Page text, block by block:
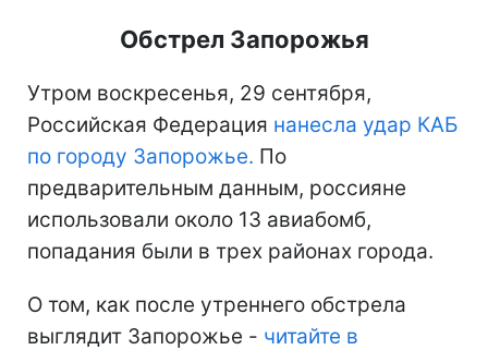
Обстрел Запорожья
Утром воскресенья, 29 сентября,
Российская Федерация нанесла удар КАБ
по городу Запорожье. По
предварительным данным, россияне
использовали около 13 авиабомб,
попадания были в трех районах города.
О том, как после утреннего обстрела
выглядит Запорожье - читайте в